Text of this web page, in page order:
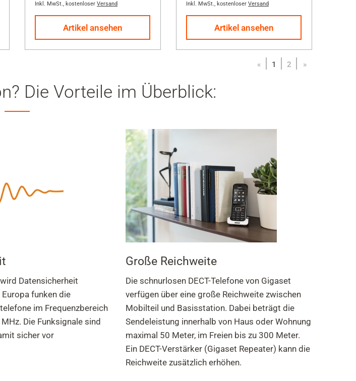
Sternen.
Inkl. MwSt., kostenloser Versand
Artikel ansehen
Sternen.
Inkl. MwSt., kostenloser Versand
Artikel ansehen
« 1 2 »
Die Vorteile im Überblick:
Datensicherheit
funken die
im Frequenzbereich
Die Funksignale sind
sicher vor
Große Reichweite
Die schnurlosen DECT-Telefone von Gigaset
verfügen über eine große Reichweite zwischen
Mobilteil und Basisstation. Dabei beträgt die
Sendeleistung innerhalb von Haus oder Wohnung
maximal 50 Meter, im Freien bis zu 300 Meter.
Ein DECT-Verstärker (Gigaset Repeater) kann die
Reichweite zusätzlich erhöhen.